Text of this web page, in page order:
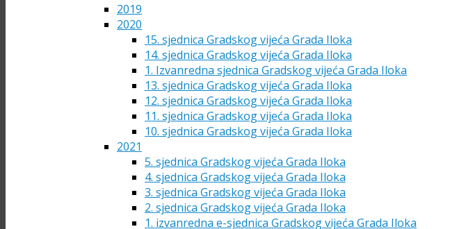
2019
2020
15. sjednica Gradskog vijeća Grada Iloka
14. sjednica Gradskog vijeća Grada Iloka
1. Izvanredna sjednica Gradskog vijeća Grada Iloka
13. sjednica Gradskog vijeća Grada Iloka
12. sjednica Gradskog vijeća Grada Iloka
11. sjednica Gradskog vijeća Grada Iloka
10. sjednica Gradskog vijeća Grada Iloka
2021
5. sjednica Gradskog vijeća Grada Iloka
4. sjednica Gradskog vijeća Grada Iloka
3. sjednica Gradskog vijeća Grada Iloka
2. sjednica Gradskog vijeća Grada Iloka
1. izvanredna e-sjednica Gradskog vijeća Grada Iloka